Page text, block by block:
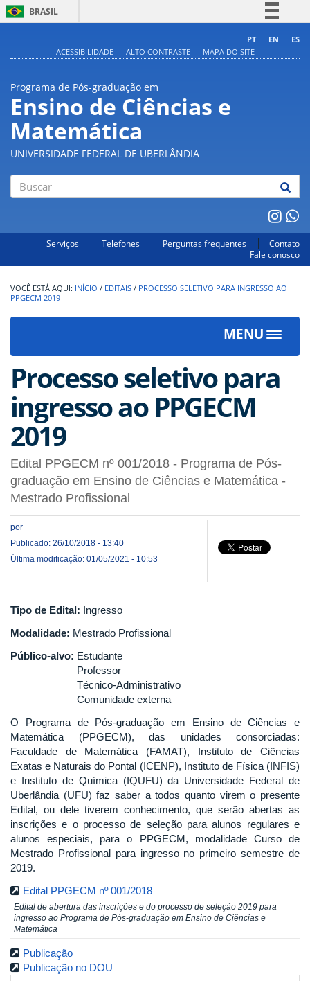
BRASIL
Comunica BR
Acesso à informação
Legislação
PT EN
ES
ACESSIBILIDADE
ALTO CONTRASTE MAPA DO SITE
Programa de Pós-graduação em
Ensino de Ciências e
Matemática
UNIVERSIDADE FEDERAL DE UBERLÂNDIA
Serviços Telefones Perguntas frequentes
Contato
Fale conosco
INÍCIO / EDITAIS / PROCESSO SELETIVO PARA INGRESSO AO
PPGECM 2019
MENU
Toggle
Processo seletivo para
ingresso ao PPGECM
2019
Edital PPGECM nº 001/2018 - Programa de Pós-
graduação em Ensino de Ciências e Matemática -
Mestrado Profissional
por
Publicado: 26/10/2018 - 13:40
Última modificação: 01/05/2021 - 10:53
Tipo de Edital: Ingresso
Modalidade: Mestrado Profissional
Público-alvo: Estudante
Professor
Técnico-Administrativo
Comunidade externa
O Programa de Pós-graduação em Ensino de Ciências e
Matemática (PPGECM), das unidades consorciadas:
Faculdade de Matemática (FAMAT), Instituto de Ciências
Exatas e Naturais do Pontal (ICENP), Instituto de Física (INFIS)
e Instituto de Química (IQUFU) da Universidade Federal de
Uberlândia (UFU) faz saber a todos quanto virem o presente
Edital, ou dele tiverem conhecimento, que serão abertas as
inscrições e o processo de seleção para alunos regulares e
alunos especiais, para o PPGECM, modalidade Curso de
Mestrado Profissional para ingresso no primeiro semestre de
2019.
Edital PPGECM nº 001/2018
Edital de abertura das inscrições e do processo de seleção 2019 para
ingresso ao Programa de Pós-graduação em Ensino de Ciências e
Matemática
Publicação
Publicação no DOU